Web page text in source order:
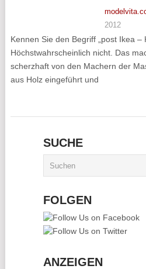
2012
Kennen Sie den Begriff „post Ikea –
Höchstwahrscheinlich nicht. Das
scherzhaft von den Machern der
aus Holz eingeführt und
SUCHE
FOLGEN
ANZEIGEN